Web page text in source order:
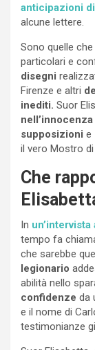
anticipazioni
alcune lettere.
Sono quelle
particolari e
disegni
Firenze e altri
inediti. Suor
nell’innocenza
supposizioni e
il vero Mostro di
Che
In un’intervista
tempo fa
che sarebbe
legionario
abilità nello
confidenze da
e il nome di
testimonianze